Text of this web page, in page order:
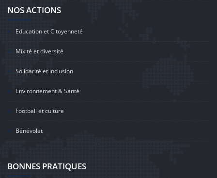
NOS ACTIONS
Education et Citoyenneté
Mixité et diversité
Solidarité et inclusion
Environnement & Santé
Football et culture
Bénévolat
BONNES PRATIQUES